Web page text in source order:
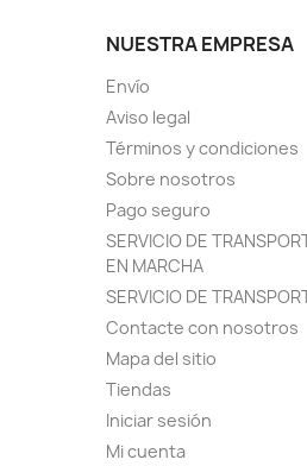
NUESTRA EMPRESA
Envío
Aviso legal
Términos y condiciones
Sobre nosotros
Pago seguro
SERVICIO DE
EN MARCHA
SERVICIO DE
Contacte con nosotros
Mapa del sitio
Tiendas
Iniciar sesión
Mi cuenta